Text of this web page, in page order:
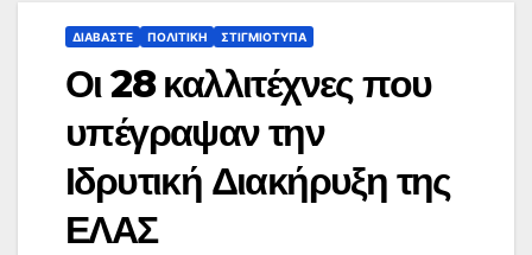
ΔΙΑΒΆΣΤΕ ΠΟΛΙΤΙΚΉ ΣΤΙΓΜΙΌΤΥΠΑ
Οι 28 καλλιτέχνες που
υπέγραψαν την
Ιδρυτική Διακήρυξη της
ΕΛΑΣ